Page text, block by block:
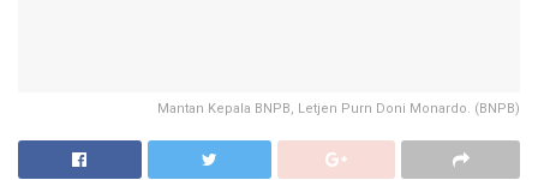
Mantan Kepala BNPB, Letjen Purn Doni Monardo. (BNPB)